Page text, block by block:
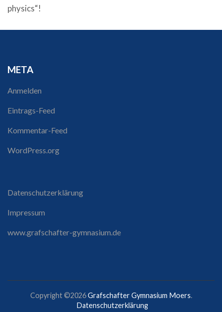
physics“!
META
Anmelden
Eintrags-Feed
Kommentar-Feed
WordPress.org
Datenschutzerklärung
Impressum
www.grafschafter-gymnasium.de
Copyright ©2026Grafschafter Gymnasium Moers.
Datenschutzerklärung